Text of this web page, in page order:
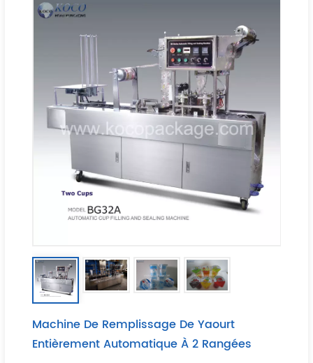
Machine De Remplissage De Yaourt
Entièrement Automatique À 2 Rangées